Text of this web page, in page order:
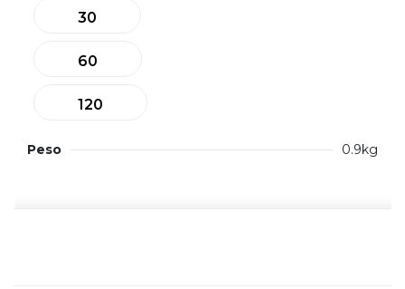
30
60
120
Peso 0.9kg